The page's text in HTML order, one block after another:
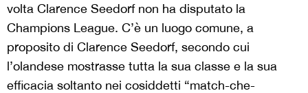
volta Clarence Seedorf non ha disputato la
Champions League. C’è un luogo comune, a
proposito di Clarence Seedorf, secondo cui
l’olandese mostrasse tutta la sua classe e la sua
efficacia soltanto nei cosiddetti “match-che-